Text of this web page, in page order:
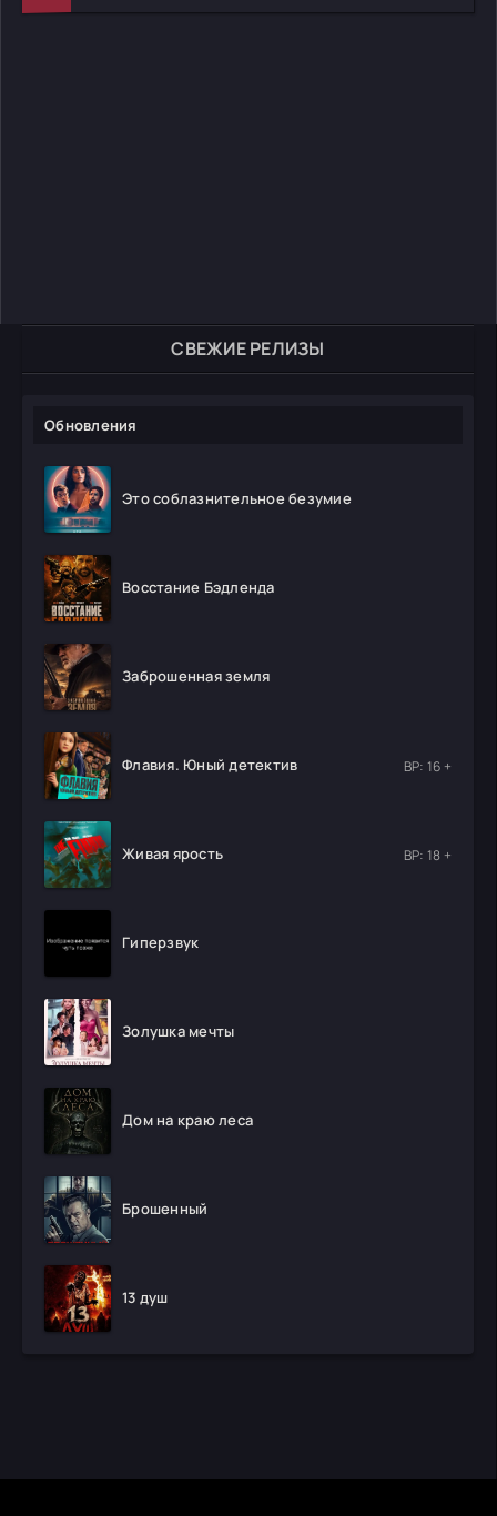
СВЕЖИЕ РЕЛИЗЫ
Обновления
Это соблазнительное безумие
Восстание Бэдленда
Заброшенная земля
Флавия. Юный детектив ВР: 16 +
Живая ярость ВР: 18 +
Гиперзвук
Золушка мечты
Дом на краю леса
Брошенный
13 душ